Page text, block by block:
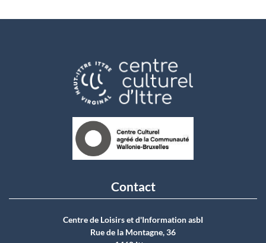
Contact
Centre de Loisirs et d'Information asbI
Rue de la Montagne, 36